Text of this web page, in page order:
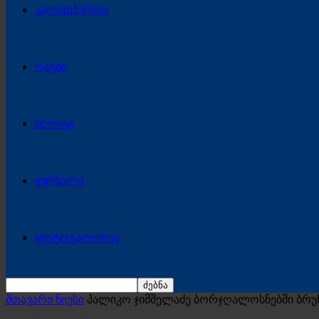
კალათბურთი
რაგბი
ბლოგი
ჟურნალი
ფოტოგალერეა
მთავარი ნიუსი პალიკო ჯიმშელაძე ბორჯღალოსნებში